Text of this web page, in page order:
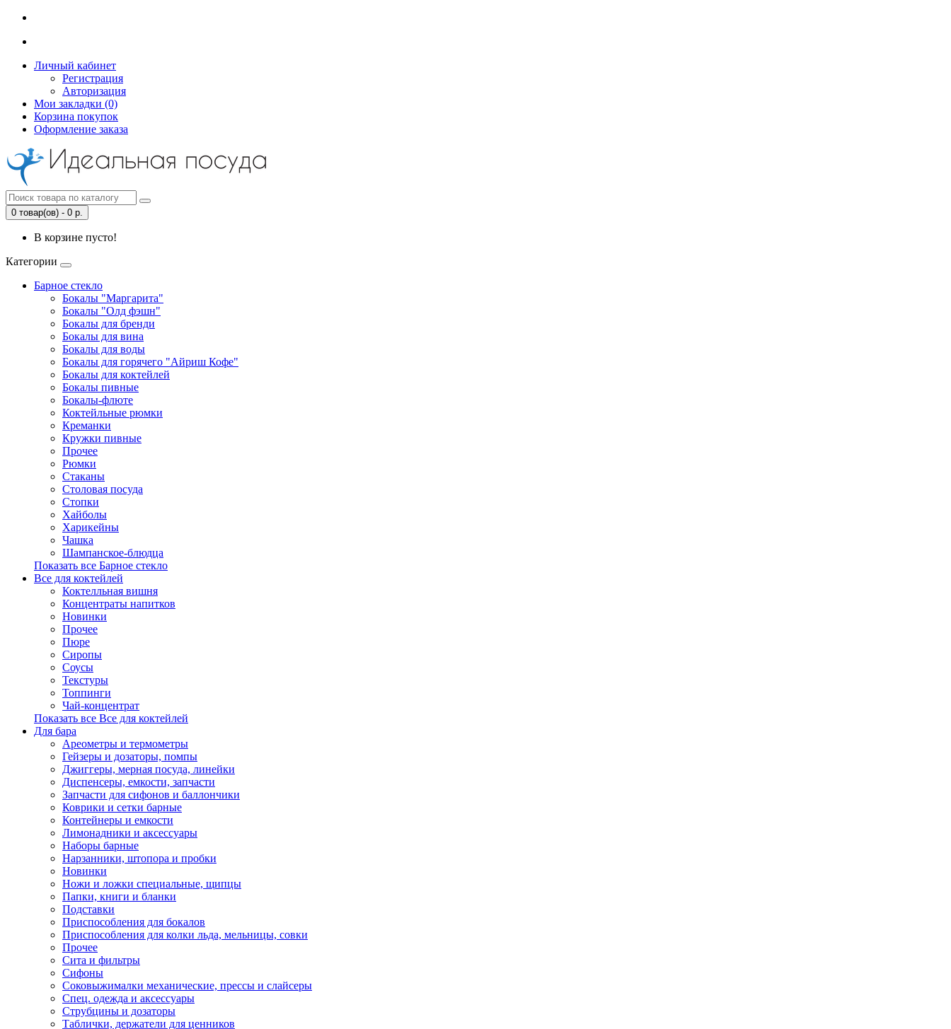
Личный кабинет
Регистрация
Авторизация
Мои закладки (0)
Корзина покупок
Оформление заказа
0 товар(ов) - 0 р.
В корзине пусто!
Категории
Барное стекло
Бокалы "Маргарита"
Бокалы "Олд фэшн"
Бокалы для бренди
Бокалы для вина
Бокалы для воды
Бокалы для горячего "Айриш Кофе"
Бокалы для коктейлей
Бокалы пивные
Бокалы-флюте
Коктейльные рюмки
Креманки
Кружки пивные
Прочее
Рюмки
Стаканы
Столовая посуда
Стопки
Хайболы
Харикейны
Чашка
Шампанское-блюдца
Показать все Барное стекло
Все для коктейлей
Коктелльная вишня
Концентраты напитков
Новинки
Прочее
Пюре
Сиропы
Соусы
Текстуры
Топпинги
Чай-концентрат
Показать все Все для коктейлей
Для бара
Ареометры и термометры
Гейзеры и дозаторы, помпы
Джиггеры, мерная посуда, линейки
Диспенсеры, емкости, запчасти
Запчасти для сифонов и баллончики
Коврики и сетки барные
Контейнеры и емкости
Лимонадники и аксессуары
Наборы барные
Нарзанники, штопора и пробки
Новинки
Ножи и ложки специальные, щипцы
Папки, книги и бланки
Подставки
Приспособления для бокалов
Приспособления для колки льда, мельницы, совки
Прочее
Сита и фильтры
Сифоны
Соковыжималки механические, прессы и слайсеры
Спец. одежда и аксессуары
Струбцины и дозаторы
Таблички, держатели для ценников